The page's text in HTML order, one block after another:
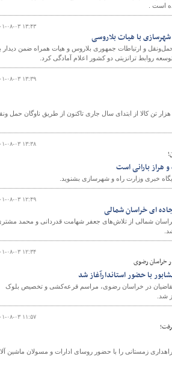
۱۴۰۱-۰۸-۰۳
با هیات بلاروسی
و ارتباطات جمهوری بلاروس و هیات همراه ضمن دیدار
روابط ترانزیتی دو کشور اعلام آمادگی کرد.
۱۴۰۱-۰۸-۰۳
مدیرکل راهداری و حمل ونقل جاده ای ایلام گفت: یک میلیون و ۲۴۹ هزار تن کالا از ابتدای سال جاری تاکنون از طریق ناوگان حمل
۱۴۰۱-۰۸-۰۳
هراز بارانی است
خبری وزارت راه و شهرسازی بشنوید.
۱۴۰۱-۰۸-۰۳
ای خراسان شمالی
شمالی از تلاش‌های جعفر شهامت قدردانی و محمد
۱۴۰۱-۰۸-۰۳
خراسان رضوی
در خراسان رضوی، مراسم قرعه‌کشی و تخصیص بلوک
۱۴۰۱-۰۸-۰۳
زمستانی را با حضور روسای ادارات و مسولان ماشین